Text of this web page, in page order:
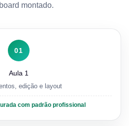
montado.
01
Aula 1
edição e layout
com padrão profissional